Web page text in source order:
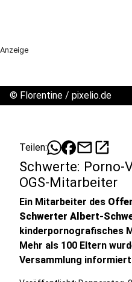
Anzeige
© Florentine / pixelio.de
Teilen: mailopen_in_new
Schwerte: Porno-
OGS-Mitarbeiter
Ein Mitarbeiter des
Schwerter Albert-
kinderpornografisches
Mehr als 100 Eltern
Versammlung